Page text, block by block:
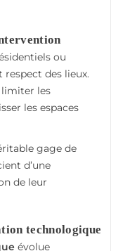
ou
des lieux.
limiter les
les espaces
gage de
d’une
de leur
technologique
évolue